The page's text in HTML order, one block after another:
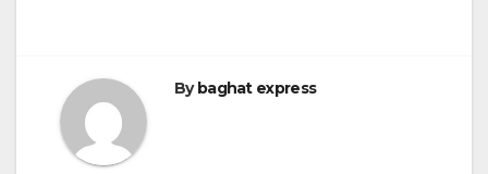
Bybaghat express